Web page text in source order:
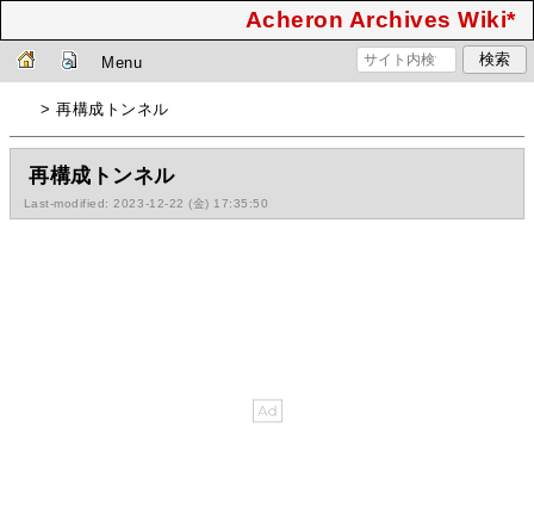
Acheron Archives Wiki*
Menu
> 再構成トンネル
再構成トンネル
Last-modified: 2023-12-22 (金) 17:35:50